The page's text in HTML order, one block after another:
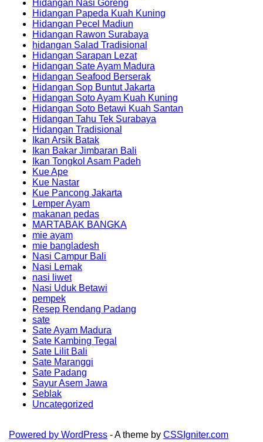
Hidangan Nasi Goreng
Hidangan Papeda Kuah Kuning
Hidangan Pecel Madiun
Hidangan Rawon Surabaya
hidangan Salad Tradisional
Hidangan Sarapan Lezat
Hidangan Sate Ayam Madura
Hidangan Seafood Berserak
Hidangan Sop Buntut Jakarta
Hidangan Soto Ayam Kuah Kuning
Hidangan Soto Betawi Kuah Santan
Hidangan Tahu Tek Surabaya
Hidangan Tradisional
Ikan Arsik Batak
Ikan Bakar Jimbaran Bali
Ikan Tongkol Asam Padeh
Kue Ape
Kue Nastar
Kue Pancong Jakarta
Lemper Ayam
makanan pedas
MARTABAK BANGKA
mie ayam
mie bangladesh
Nasi Campur Bali
Nasi Lemak
nasi liwet
Nasi Uduk Betawi
pempek
Resep Rendang Padang
sate
Sate Ayam Madura
Sate Kambing Tegal
Sate Lilit Bali
Sate Maranggi
Sate Padang
Sayur Asem Jawa
Seblak
Uncategorized
Powered by WordPress - A theme by CSSIgniter.com